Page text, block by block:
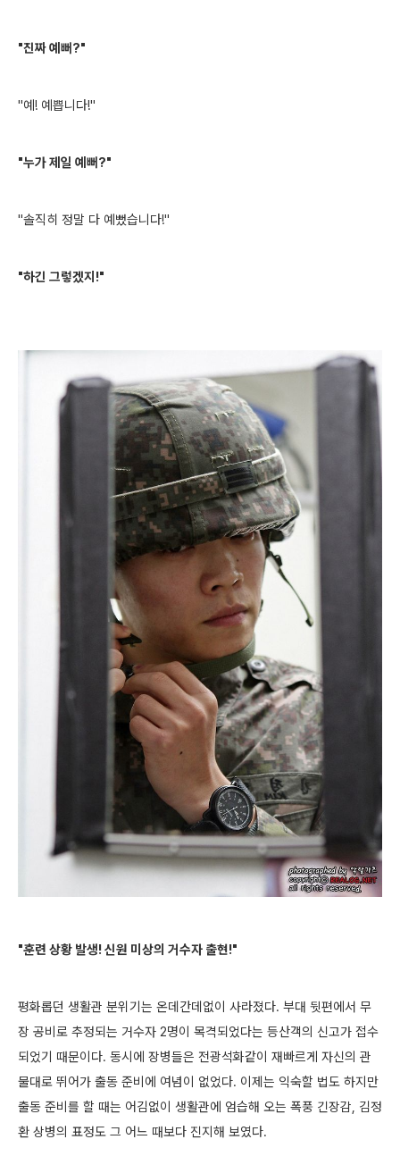
"진짜 예뻐?"
"예! 예쁩니다!"
"누가 제일 예뻐?"
"솔직히 정말 다 예뻤습니다!"
"하긴 그렇겠지!"
"훈련 상황 발생! 신원 미상의 거수자 출현!"
평화롭던 생활관 분위기는 온데간데없이 사라졌다. 부대 뒷편에서 무
장 공비로 추정되는 거수자 2명이 목격되었다는 등산객의 신고가 접수
되었기 때문이다. 동시에 장병들은 전광석화같이 재빠르게 자신의 관
물대로 뛰어가 출동 준비에 여념이 없었다. 이제는 익숙할 법도 하지만
출동 준비를 할 때는 어김없이 생활관에 엄습해 오는 폭풍 긴장감, 김정
환 상병의 표정도 그 어느 때보다 진지해 보였다.